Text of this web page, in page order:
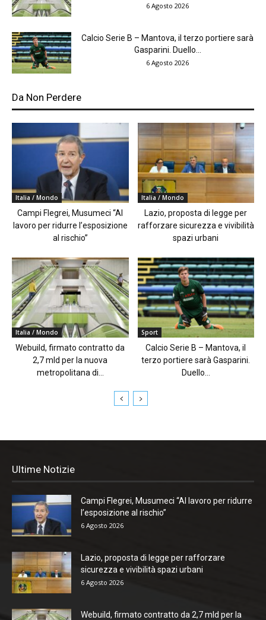
6 Agosto 2026
Calcio Serie B – Mantova, il terzo portiere sarà
Gasparini. Duello...
6 Agosto 2026
Da Non Perdere
Italia / Mondo
Campi Flegrei, Musumeci “Al
lavoro per ridurre l’esposizione
al rischio”
Italia / Mondo
Lazio, proposta di legge per
rafforzare sicurezza e vivibilità
spazi urbani
Italia / Mondo
Webuild, firmato contratto da
2,7 mld per la nuova
metropolitana di...
Sport
Calcio Serie B – Mantova, il
terzo portiere sarà Gasparini.
Duello...
Ultime Notizie
Campi Flegrei, Musumeci “Al lavoro per ridurre
l’esposizione al rischio”
6 Agosto 2026
Lazio, proposta di legge per rafforzare
sicurezza e vivibilità spazi urbani
6 Agosto 2026
Webuild, firmato contratto da 2,7 mld per la